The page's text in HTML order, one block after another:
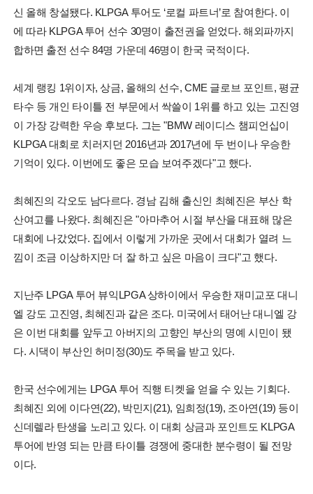
신 올해 창설됐다. KLPGA 투어도 ‘로컬 파트너’로 참여한다. 이
에 따라 KLPGA 투어 선수 30명이 출전권을 얻었다. 해외파까지
합하면 출전 선수 84명 가운데 46명이 한국 국적이다.
세계 랭킹 1위이자, 상금, 올해의 선수, CME 글로브 포인트, 평균
타수 등 개인 타이틀 전 부문에서 싹쓸이 1위를 하고 있는 고진영
이 가장 강력한 우승 후보다. 그는 "BMW 레이디스 챔피언십이
KLPGA 대회로 치러지던 2016년과 2017년에 두 번이나 우승한
기억이 있다. 이번에도 좋은 모습 보여주겠다"고 했다.
최혜진의 각오도 남다르다. 경남 김해 출신인 최혜진은 부산 학
산여고를 나왔다. 최혜진은 "아마추어 시절 부산을 대표해 많은
대회에 나갔었다. 집에서 이렇게 가까운 곳에서 대회가 열려 느
낌이 조금 이상하지만 더 잘 하고 싶은 마음이 크다"고 했다.
지난주 LPGA 투어 뷰익LPGA 상하이에서 우승한 재미교포 대니
엘 강도 고진영, 최혜진과 같은 조다. 미국에서 태어난 대니엘 강
은 이번 대회를 앞두고 아버지의 고향인 부산의 명예 시민이 됐
다. 시댁이 부산인 허미정(30)도 주목을 받고 있다.
한국 선수에게는 LPGA 투어 직행 티켓을 얻을 수 있는 기회다.
최혜진 외에 이다연(22), 박민지(21), 임희정(19), 조아연(19) 등이
신데렐라 탄생을 노리고 있다. 이 대회 상금과 포인트도 KLPGA
투어에 반영 되는 만큼 타이틀 경쟁에 중대한 분수령이 될 전망
이다.